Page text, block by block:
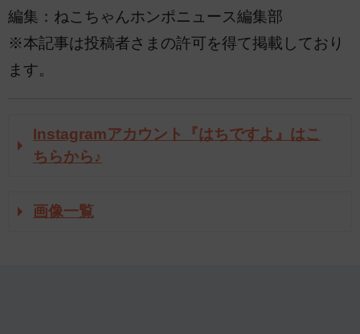
編集：ねこちゃんホンポニュース編集部
※本記事は投稿者さまの許可を得て掲載しており
ます。
Instagramアカウント『はちですよ』はこ
ちらから♪
画像一覧